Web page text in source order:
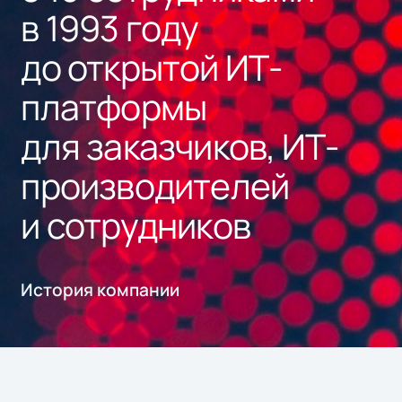
Test IT
Сомерс
Subtotal
VPG LaserONE
Группа «Борлас»
SL Soft
Robin
Polymatica
Цитрос
Босс.Кадровые системы
Преферентум
в 1993 году
до открытой ИТ-
платформы
для заказчиков, ИТ-
производителей
и сотрудников
История компании